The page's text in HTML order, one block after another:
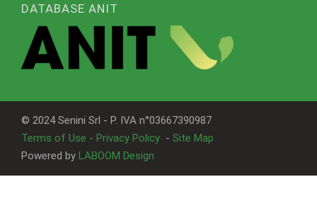
DATABASE ANIT
© 2024 Senini Srl - P. IVA n°03667390987
Terms of Use - Privacy Policy - Site Map
Powered by LABOOM Design